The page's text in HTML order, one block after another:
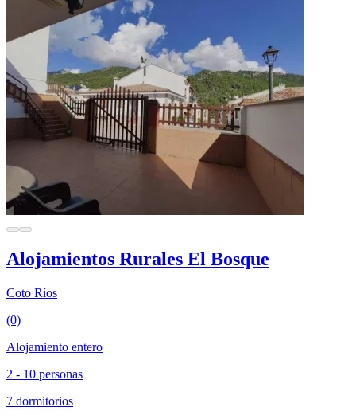
Alojamientos Rurales El Bosque
Coto Ríos
(0)
Alojamiento entero
2 - 10 personas
7 dormitorios